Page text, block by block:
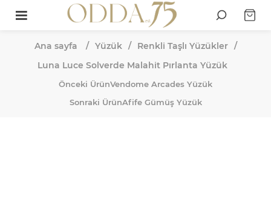
Ana sayfa / Yüzük / Renkli Taşlı Yüzükler /
Luna Luce Solverde Malahit Pırlanta Yüzük
Önceki ÜrünVendome Arcades Yüzük
Sonraki ÜrünAfife Gümüş Yüzük